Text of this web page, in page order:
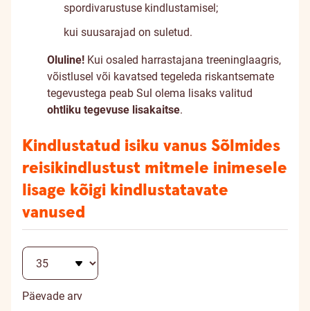
valikut.
spordivarustuse kindlustamisel;
kui suusarajad on suletud.
Oluline! Kui osaled harrastajana treeninglaagris,
võistlusel või kavatsed tegeleda riskantsemate
tegevustega peab Sul olema lisaks valitud
ohtliku tegevuse lisakaitse.
Kindlustatud isiku vanusSõlmides
reisikindlustust mitmele inimesele
lisage kõigi kindlustatavate
vanused
Päevade arv